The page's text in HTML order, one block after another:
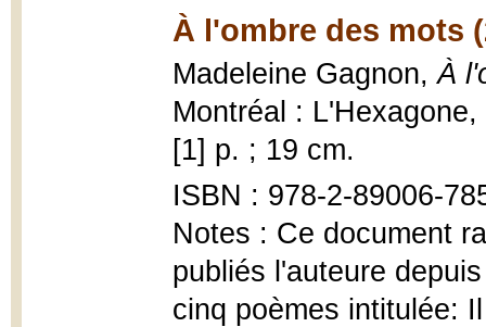
À l'ombre des mots
Madeleine Gagnon,À
Montréal :
[1] p. ; 19 cm.
ISBN : 978-2-89006-
Notes : Ce document
publiés l'auteure
cinq poèmes intitulée: